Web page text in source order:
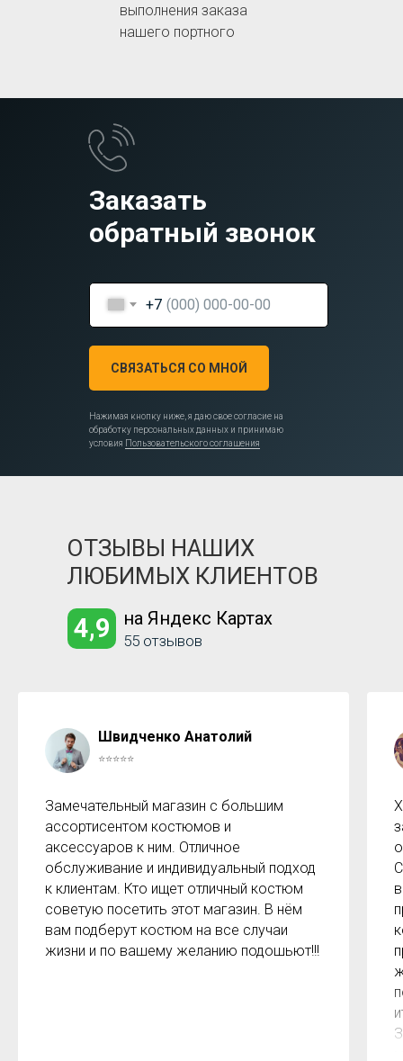
выполнения заказа
нашего портного
Заказать
обратный звонок
+7
СВЯЗАТЬСЯ СО МНОЙ
Нажимая кнопку ниже, я даю свое согласие на
обработку персональных данных и принимаю
условия Пользовательского соглашения
55 отзывов
на Яндекс Картах
4,9
ОТЗЫВЫ НАШИХ
ЛЮБИМЫХ КЛИЕНТОВ
Швидченко Анатолий
⭐⭐⭐⭐⭐
Замечательный магазин с большим
ассортисентом костюмов и
аксессуаров к ним. Отличное
обслуживание и индивидуальный подход
к клиентам. Кто ищет отличный костюм
советую посетить этот магазин. В нём
вам подберут костюм на все случаи
жизни и по вашему желанию подошьют!!!